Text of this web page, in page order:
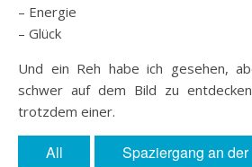
– Energie
– Glück
Und ein Reh habe ich gesehen,
schwer auf dem Bild zu
trotzdem einer.
All Spaziergang an der